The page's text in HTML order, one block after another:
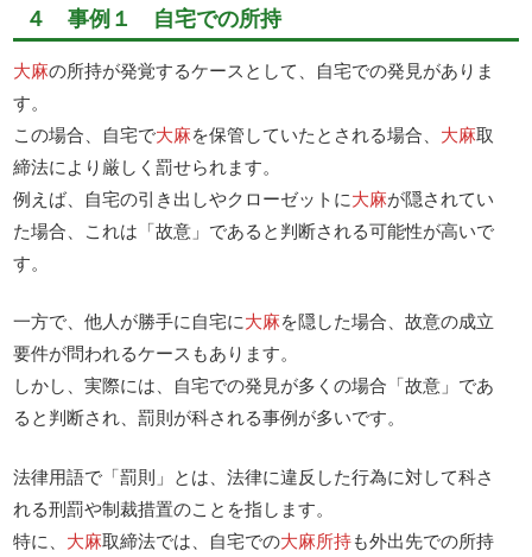
４ 事例１ 自宅での所持
大麻の所持が発覚するケースとして、自宅での発見がありま
す。
この場合、自宅で大麻を保管していたとされる場合、 大麻取
締法により厳しく罰せられます。
例えば、自宅の引き出しやクローゼットに大麻が隠されてい
た場合、これは「故意」であると判断される可能性が高いで
す。
一方で、他人が勝手に自宅に大麻を隠した場合、故意の成立
要件が問われるケースもあります。
しかし、実際には、自宅での発見が多くの場合「故意」であ
ると判断され、罰則が科される事例が多いです。
法律用語で「罰則」とは、法律に違反した行為に対して科さ
れる刑罰や制裁措置のことを指します。
特に、 大麻取締法では、自宅での大麻所持も外出先での所持